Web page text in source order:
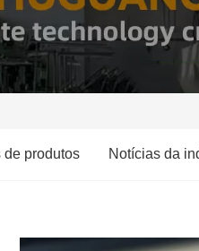
de produtos Notícias da